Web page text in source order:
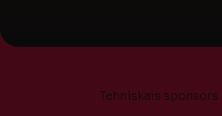
Tehniskais sponsors